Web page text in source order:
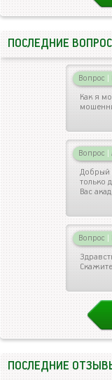
ПОСЛЕДНИЕ
Вопрос |
Как я
Вопрос |
Добрый
только
Вас
Вопрос |
ПОСЛЕДНИЕ